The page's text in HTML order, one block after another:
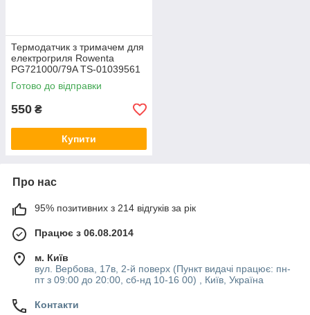
Термодатчик з тримачем для
електрогриля Rowenta
PG721000/79A TS-01039561
Готово до відправки
550 ₴
Купити
Про нас
95% позитивних з 214 відгуків за рік
Працює з 06.08.2014
м. Київ
вул. Вербова, 17в, 2-й поверх (Пункт видачі працює: пн-
пт з 09:00 до 20:00, сб-нд 10-16 00) , Київ, Україна
Контакти